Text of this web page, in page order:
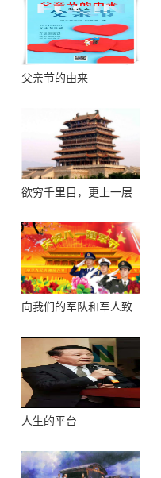
父亲节的由来
欲穷千里目，更上一层
向我们的军队和军人致
人生的平台